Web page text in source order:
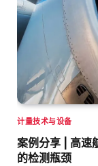
计量技术与设备
案例分享 | 高速
的检测瓶颈